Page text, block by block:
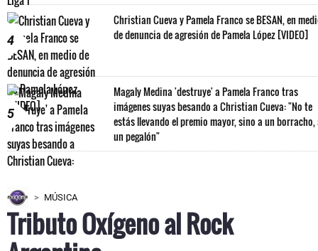
4
Christian Cueva y Pamela Franco se BESAN, en
de denuncia de agresión de Pamela López [VIDEO]
5
Magaly Medina 'destruye' a Pamela Franco tras
imágenes suyas besando a Christian Cueva: "No te
estás llevando el premio mayor, sino a un borracho,
un pegalón"
MÚSICA
Tributo Oxígeno al Rock